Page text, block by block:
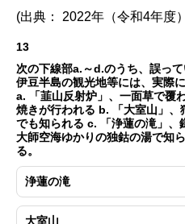
(出典： 2022年（令和4年度
13
次の下線部a.～d.のうち、誤って
伊豆半島の観光地等には、実際
a. 「韮山反射炉」、一面草で覆
焼きが行われる b. 「大室山」、
でも知られる c. 「浄蓮の滝」、
大師空海ゆかりの独鈷の湯で知
る。
浄蓮の滝
大室山